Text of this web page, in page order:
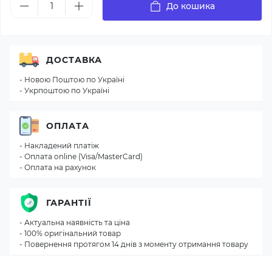
До кошика
ДОСТАВКА
- Новою Поштою по Україні
- Укрпоштою по Україні
ОПЛАТА
- Накладений платіж
- Оплата online (Visa/MasterCard)
- Оплата на рахунок
ГАРАНТІЇ
- Актуальна наявність та ціна
- 100% оригінальний товар
- Повернення протягом 14 днів з моменту отримання товару